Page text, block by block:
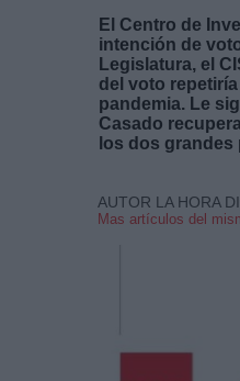
El Centro de
intención de
Legislatura, el
del voto
pandemia. Le
Casado
los dos
AUTOR LA HORA
Mas artículos del